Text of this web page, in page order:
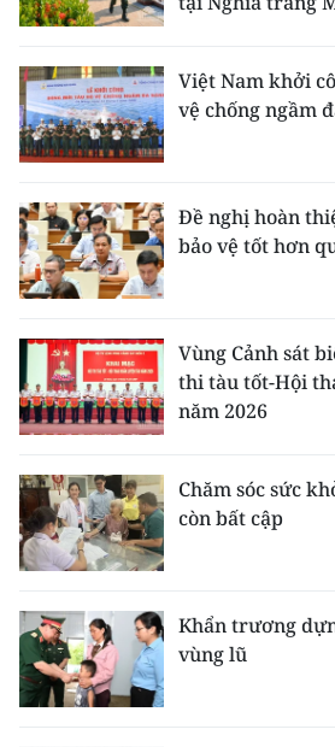
Việt Nam khởi
vệ chống ngầm
Đề nghị hoàn
bảo vệ tốt hơn
Vùng Cảnh sát
thi tàu tốt-Hội
năm 2026
Chăm sóc sức
còn bất cập
Khẩn trương
vùng lũ